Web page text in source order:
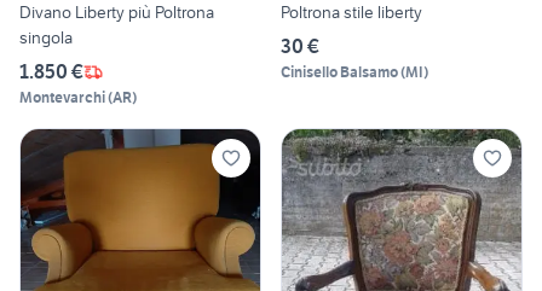
Divano Liberty più Poltrona
singola
1.850 €
Montevarchi(AR)
Poltrona stile liberty
30 €
Cinisello Balsamo(MI)